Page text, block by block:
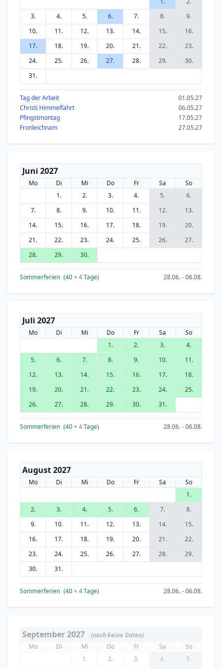
3.
4. 5. 6. 7. 8.
9.
10.
11. 12. 13. 14. 15.
16.
17.
18. 19. 20. 21. 22.
23.
24.
25. 26. 27. 28. 29.
30.
31.
Tag der Arbeit
01.05.27
Christi Himmelfahrt
06.05.27
Pfingstmontag
17.05.27
Fronleichnam
27.05.27
Juni 2027
Mo Di Mi Do Fr Sa
So
1.
2. 3. 4. 5.
6.
7.
8. 9. 10. 11. 12.
13.
14.
15. 16. 17. 18. 19.
20.
21.
22. 23. 24. 25. 26.
27.
28.
29. 30.
Sommerferien (40+ 4Tage) 28.06. - 06.08.
Juli 2027
Mo Di Mi Do Fr Sa
So
1.
2. 3.
4.
5.
6. 7. 8. 9. 10.
11.
12.
13. 14. 15. 16. 17.
18.
19.
20. 21. 22. 23. 24.
25.
26.
27. 28. 29. 30. 31.
Sommerferien (40+ 4Tage) 28.06. - 06.08.
August 2027
Mo Di Mi Do Fr Sa
So
1.
2.
3. 4. 5. 6. 7.
8.
9.
10. 11. 12. 13. 14.
15.
16.
17. 18. 19. 20. 21.
22.
23.
24. 25. 26. 27. 28.
29.
30.
31.
Sommerferien (40+ 4Tage) 28.06. - 06.08.
September 2027
(noch keine Daten)
Mo
Di Mi Do Fr Sa
So
1.
2. 3. 4.
5.